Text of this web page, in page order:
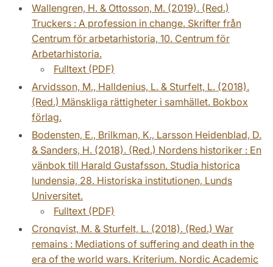
Wallengren, H. & Ottosson, M. (2019). (Red.)
Truckers : A profession in change. Skrifter från
Centrum för arbetarhistoria, 10. Centrum för
Arbetarhistoria.
Fulltext (PDF)
Arvidsson, M., Halldenius, L. & Sturfelt, L. (2018).
(Red.) Mänskliga rättigheter i samhället. Bokbox
förlag.
Bodensten, E., Brilkman, K., Larsson Heidenblad, D.
& Sanders, H. (2018). (Red.) Nordens historiker : En
vänbok till Harald Gustafsson. Studia historica
lundensia, 28. Historiska institutionen, Lunds
Universitet.
Fulltext (PDF)
Cronqvist, M. & Sturfelt, L. (2018). (Red.) War
remains : Mediations of suffering and death in the
era of the world wars. Kriterium. Nordic Academic